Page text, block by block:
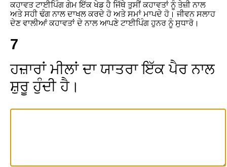
ਕਹਾਵਤ ਟਾਈਪਿੰਗ ਗੇਮ ਇੱਕ ਖੇਡ ਹੈ ਜਿੱਥੇ ਤੁਸੀਂ ਕਹਾਵਤਾਂ ਨੂੰ ਤੇਜ਼ੀ ਨਾਲ
ਅਤੇ ਸਹੀ ਢੰਗ ਨਾਲ ਦਾਖਲ ਕਰਦੇ ਹੋ ਅਤੇ ਸਮਾਂ ਮਾਪਦੇ ਹੋ। ਜੀਵਨ ਸਲਾਹ
ਦੇਣ ਵਾਲੀਆਂ ਕਹਾਵਤਾਂ ਦੇ ਨਾਲ ਆਪਣੇ ਟਾਈਪਿੰਗ ਹੁਨਰ ਨੂੰ ਸੁਧਾਰੋ।
7
ਹਜਰ ਮਲ ਦ ਯਤਰ ਇਕ ਪਰ ਨਲ
ਸਰ ਹਦ ਹ।